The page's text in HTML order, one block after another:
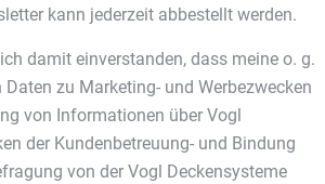
kann jederzeit abbestellt werden.
damit einverstanden, dass meine o. g.
Daten zu Marketing- und Werbezwecken
von Informationen über Vogl
der Kundenbetreuung- und Bindung
von der Vogl Deckensysteme